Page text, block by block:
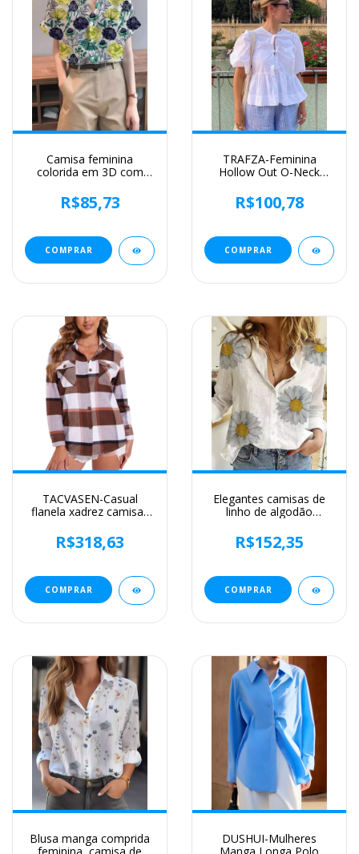
Camisa feminina
colorida em 3D com
manga curta, botão,
gola elegante,
2024
R$85,73
COMPRAR
TRAFZA-Feminina
Hollow Out O-Neck
por cima, blusa casual,
streetwear chique
da moda, 2024
R$100,78
COMPRAR
TACVASEN-Casual
flanela xadrez camisas
manga comprida, botão
para baixo, caminhadas
bolsos no peito, soltas
ajuste algodão tops
R$318,63
COMPRAR
Elegantes camisas de
linho de algodão
botão blusas de lapela
camisas primavera
solta tops túnica blusas
R$152,35
COMPRAR
Blusa manga comprida
DUSHUI-Mulheres